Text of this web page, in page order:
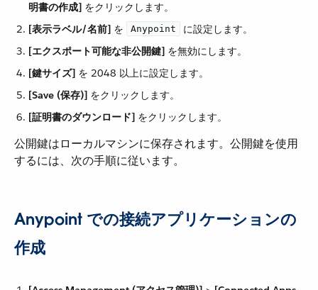
明書の作成] ​ をクリックします。
[表示ラベル/名前] ​ を ​ Anypoint
​ に設定します。
[エクスポート可能な非公開鍵] ​ を無効にします。
[鍵サイズ] ​ を 2048 以上に設定します。
[Save (保存)] ​ をクリックします。
[証明書のダウンロード] ​ をクリックします。
公開鍵はローカルマシンに保存されます。公開鍵を使用
するには、次の手順に従います。
Anypoint での接続アプリケーションの
作成